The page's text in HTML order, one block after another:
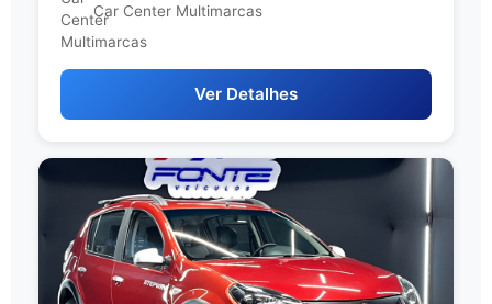
Car Center Multimarcas
Ver Detalhes